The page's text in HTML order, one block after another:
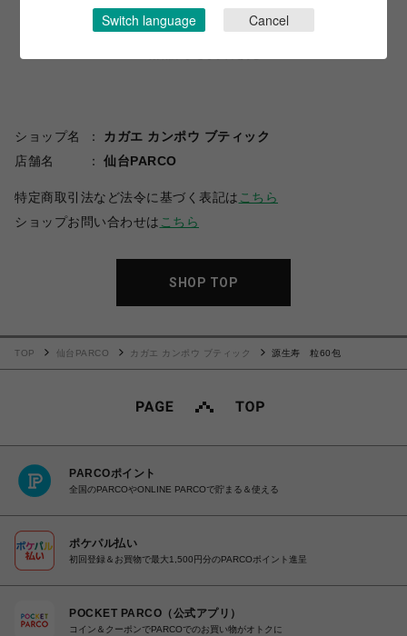
ショップ名
カガエ カンポウ ブティック
店舗名
仙台PARCO
特定商取引法など法令に基づく表記は こちら
ショップお問い合わせは こちら
SHOP TOP
TOP 仙台PARCO カガエ カンポウ ブティック 源生寿 粒60包
PARCOポイント
全国のPARCOやONLINE PARCOで貯まる＆使える
ポケパル払い
初回登録＆お買物で最大1,500円分のPARCOポイント進呈
POCKET PARCO（公式アプリ）
コイン＆クーポンでPARCOでのお買い物がオトクに
Switch language Cancel